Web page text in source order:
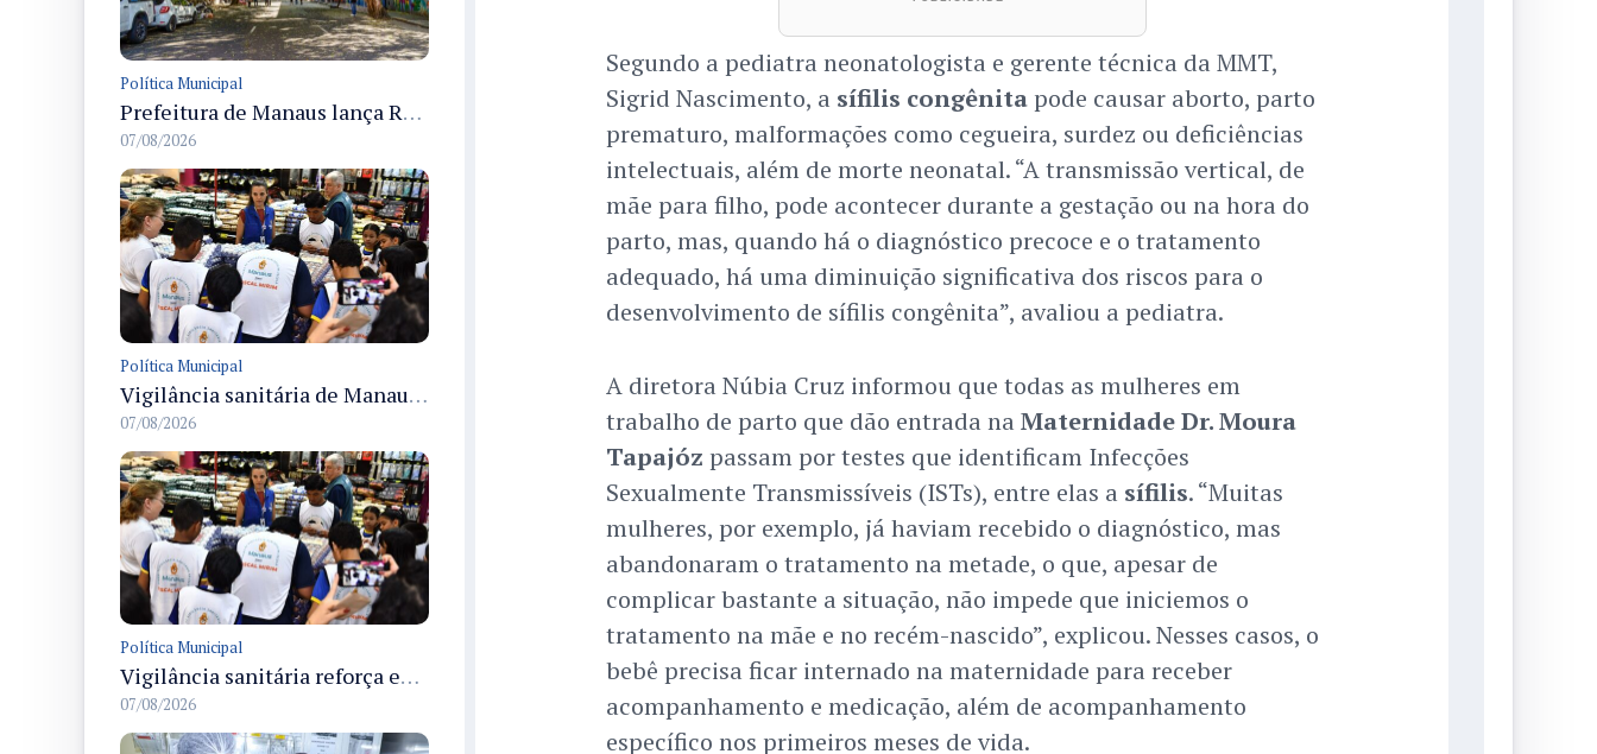
Política Municipal
Prefeitura de Manaus lança Rua Gastronômica preservando as 17 árvores da Ferreira Pena no Centro
07/08/2026
Política Municipal
Vigilância sanitária de Manaus encerra Semana da Vigilância com painel para médicos recém-formados e projeto Fiscal Mirim
07/08/2026
Política Municipal
Vigilância sanitária reforça educação e formação de médicos em Manaus na Semana da Vigilância 2026
07/08/2026
Segundo a pediatra neonatologista e gerente técnica da MMT,
Sigrid Nascimento, a sífilis congênitapode causar aborto, parto
prematuro, malformações como cegueira, surdez ou deficiências
intelectuais, além de morte neonatal. “A transmissão vertical, de
mãe para filho, pode acontecer durante a gestação ou na hora do
parto, mas, quando há o diagnóstico precoce e o tratamento
adequado, há uma diminuição significativa dos riscos para o
desenvolvimento de sífilis congênita”, avaliou a pediatra.
A diretora Núbia Cruz informou que todas as mulheres em
trabalho de parto que dão entrada na Maternidade Dr. Moura
Tapajóz passam por testes que identificam Infecções
Sexualmente Transmissíveis (ISTs), entre elas a sífilis. “Muitas
mulheres, por exemplo, já haviam recebido o diagnóstico, mas
abandonaram o tratamento na metade, o que, apesar de
complicar bastante a situação, não impede que iniciemos o
tratamento na mãe e no recém-nascido”, explicou. Nesses casos, o
bebê precisa ficar internado na maternidade para receber
acompanhamento e medicação, além de acompanhamento
específico nos primeiros meses de vida.